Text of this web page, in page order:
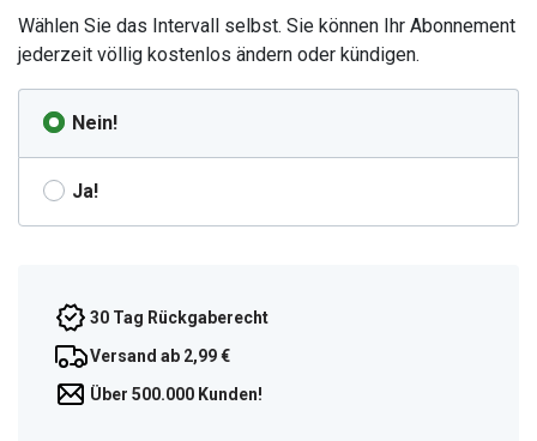
Wählen Sie das Intervall selbst. Sie können Ihr Abonnement
jederzeit völlig kostenlos ändern oder kündigen.
Nein!
Ja!
30 Tag Rückgaberecht
Versand ab 2,99 €
Über 500.000 Kunden!